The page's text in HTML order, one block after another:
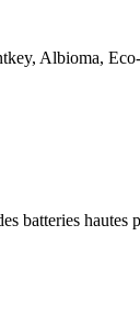
Albioma,
batteries hautes